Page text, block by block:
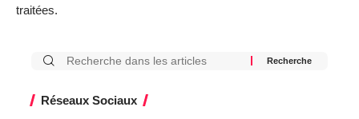
traitées.
Réseaux Sociaux